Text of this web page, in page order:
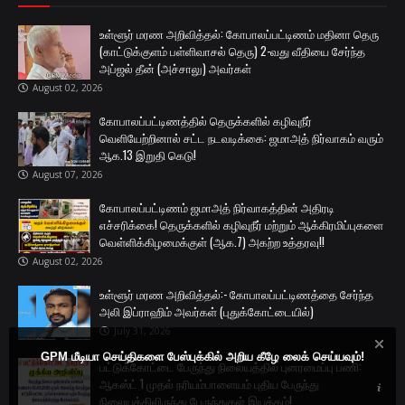
உள்ளூர் மரண அறிவித்தல்: கோபாலப்பட்டிணம் மதினா தெரு
(காட்டுக்குளம் பள்ளிவாசல் தெரு) 2-வது வீதியை சேர்ந்த
அப்ஜல் தீன் (அச்சாலு) அவர்கள்
August 02, 2026
கோபாலப்பட்டிணத்தில் தெருக்களில் கழிவுநீர்
வெளியேற்றினால் சட்ட நடவடிக்கை: ஜமாஅத் நிர்வாகம் வரும்
ஆக.13 இறுதி கெடு!
August 07, 2026
கோபாலப்பட்டிணம் ஜமாஅத் நிர்வாகத்தின் அதிரடி
எச்சரிக்கை! தெருக்களில் கழிவுநீர் மற்றும் ஆக்கிரமிப்புகளை
வெள்ளிக்கிழமைக்குள் (ஆக.7) அகற்ற உத்தரவு!!
August 02, 2026
உள்ளூர் மரண அறிவித்தல்:- கோபாலப்பட்டிணத்தை சேர்ந்த
அலி இப்ராஹிம் அவர்கள் (புதுக்கோட்டையில்)
July 31, 2026
பட்டுக்கோட்டை பேருந்து நிலையத்தில் புனரமைப்பு பணி:
ஆகஸ்ட் 1 முதல் நரியம்பாளையம் புதிய பேருந்து
நிலையத்திலிருந்து பேருந்துகள் இயக்கம்!
GPM மீடியா செய்திகளை பேஸ்புக்கில் அறிய கீழே லைக் செய்யவும்!